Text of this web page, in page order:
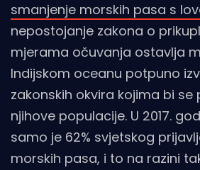
smanjenje morskih pasa s
nepostojanje zakona o
mjerama očuvanja ostavlja
Indijskom oceanu potpuno
zakonskih okvira kojima bi se
njihove populacije. U 2017.
samo je 62% svjetskog
morskih pasa, i to na razini